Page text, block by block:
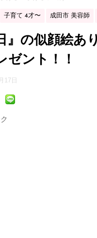
子育て 4才〜 成田市 美容師
』の似顔絵
ゼント！！
17日